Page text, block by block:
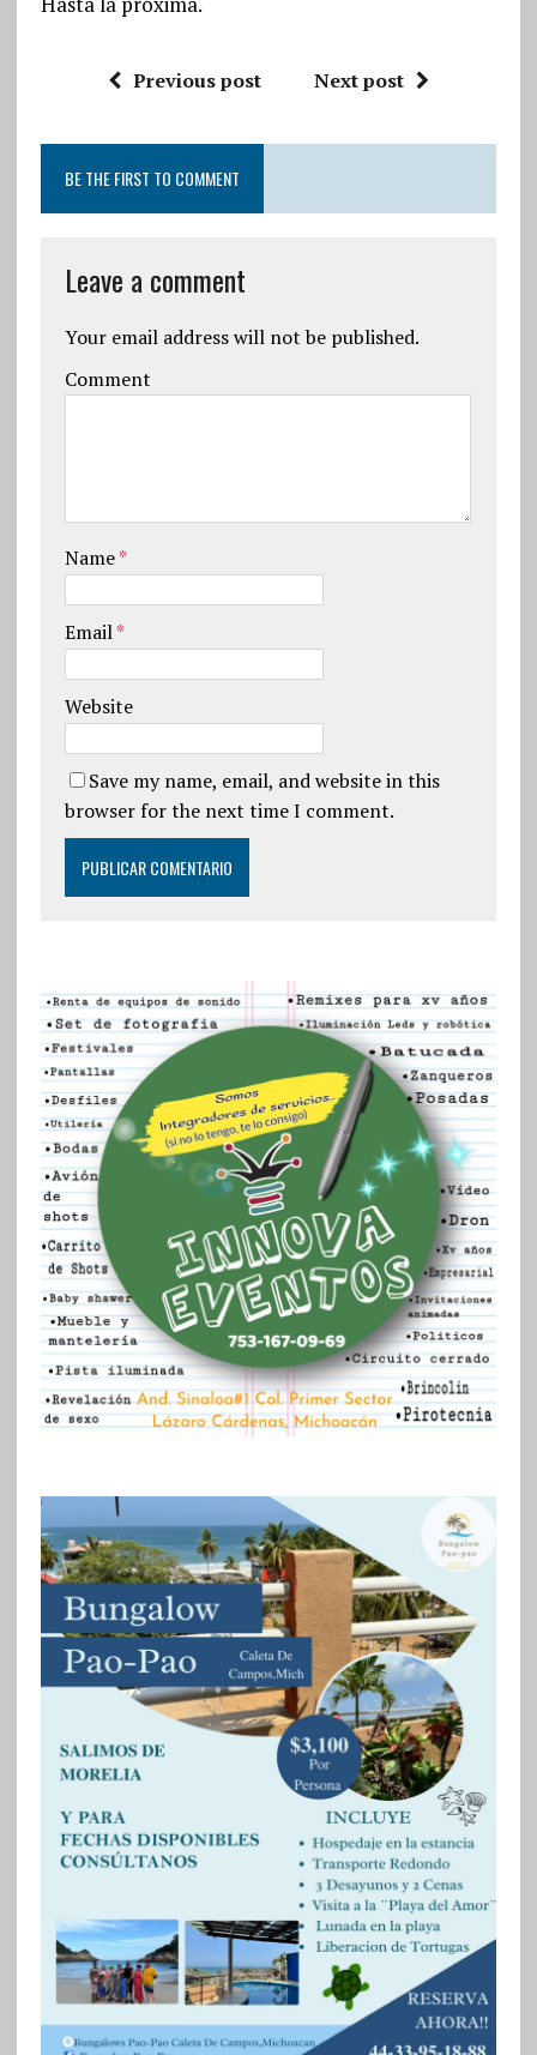
Previous post Next post
BE THE FIRST TO COMMENT
Leave a comment
Your email address will not be published.
Comment
Name*
Email*
Website
Save my name, email, and website in this
browser for the next time I comment.